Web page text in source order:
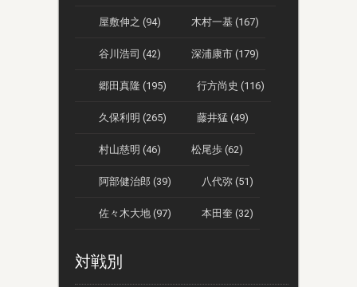
屋敷伸之 (94) 木村一基 (167)
谷川浩司 (42) 深浦康市 (179)
郷田真隆 (195) 行方尚史 (116)
久保利明 (265) 藤井猛 (49)
村山慈明 (46) 松尾歩 (62)
阿部健治郎 (39) 八代弥 (51)
佐々木大地 (97) 本田奎 (32)
対戦別